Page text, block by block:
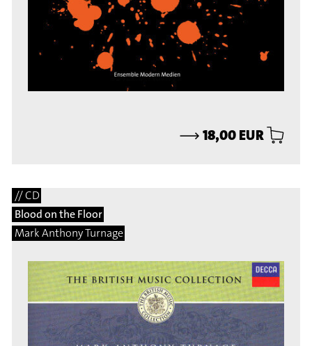
⟶18,00 EUR
// CD
Blood on the Floor
Mark Anthony Turnage